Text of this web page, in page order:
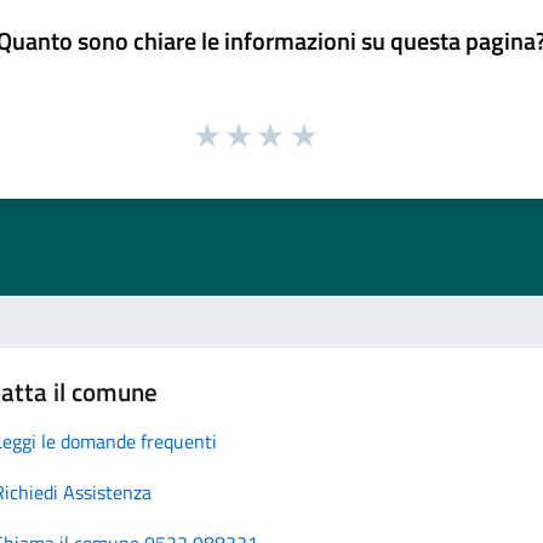
sono chiare le informazioni su questa
il comune
le domande frequenti
Assistenza